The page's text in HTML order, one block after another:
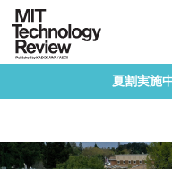
夏割実施